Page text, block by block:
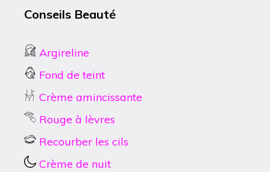
Conseils Beauté
Argireline
Fond de teint
Crème amincissante
Rouge à lèvres
Recourber les cils
Crème de nuit